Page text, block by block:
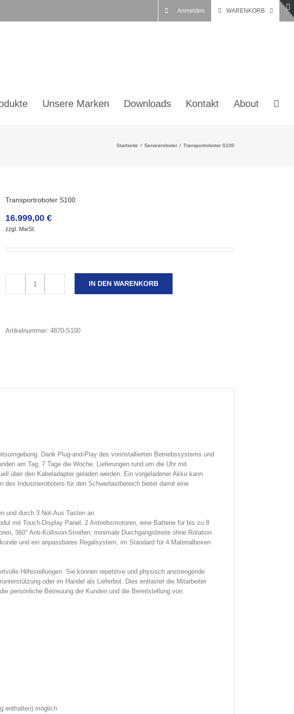
Anmelden WARENKORB
Unsere Marken Downloads Kontakt About
Startseite / Serviceroboter / Transportroboter S100
Transportroboter S100
16.999,00 €
zzgl. MwSt.
IN DEN WARENKORB
Artikelnummer: 4870-S100
Dank Plug-and-Play des vorinstallierten Betriebssystems und
am Tag, 7 Tage die Woche. Lieferungen rund um die Uhr mit
über den Kabeladapter geladen werden. Ein vorgeladener Akku kann
Industrieroboters für den Schwerlastbereich bietet damit eine
und durch 3 Not-Aus Tasten an
mit Touch-Display Panel, 2 Antriebsmotoren, eine Batterie für bis zu 8
360° Anti-Kollision-Streifen, minimale Durchgangsbreite ohne Rotation
und ein anpassbares Regalsystem, im Standard für 4 Materialboxen
Hilfestellungen. Sie können repetitive und physisch anstrengende
oder im Handel als Lieferbot. Dies entlastet die Mitarbeiter
persönliche Betreuung der Kunden und die Bereitstellung von
enthalten) möglich